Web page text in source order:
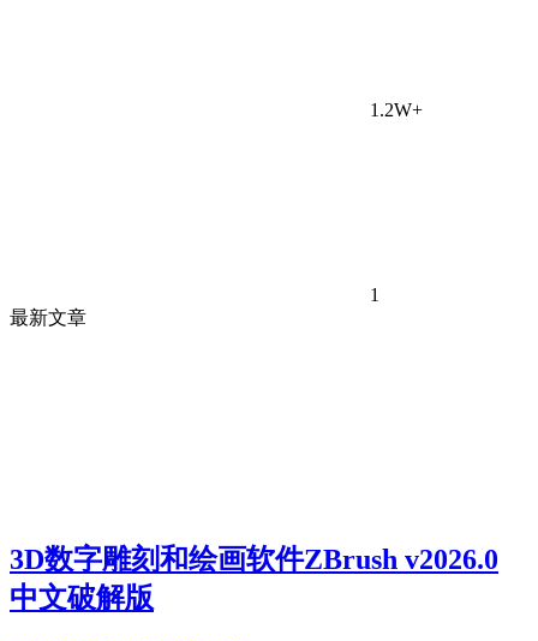
1.2W+
1
最新文章
3D数字雕刻和绘画软件ZBrush v2026.0
中文破解版